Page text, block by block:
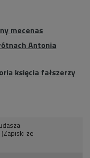
mecenas
Antonia
księcia fałszerzy
ze